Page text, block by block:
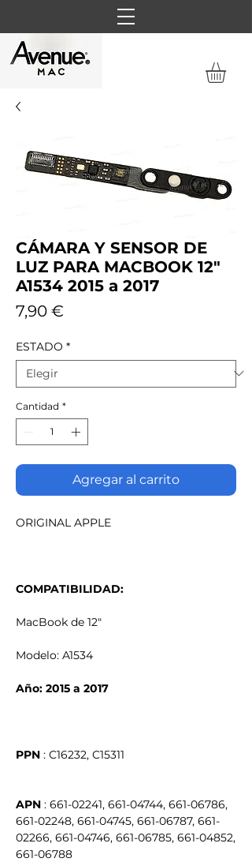
CÁMARA Y SENSOR DE
LUZ PARA MACBOOK 12"
A1534 2015 a 2017
7,90 €
ESTADO *
Cantidad *
Agregar al carrito
ORIGINAL APPLE
COMPATIBILIDAD:
MacBook de 12"
Modelo: A1534
Año: 2015 a 2017
PPN
APN : 661-02241, 661-04744, 661-06786,
661-02248, 661-04745, 661-06787, 661-
02266, 661-04746, 661-06785, 661-04852,
661-06788